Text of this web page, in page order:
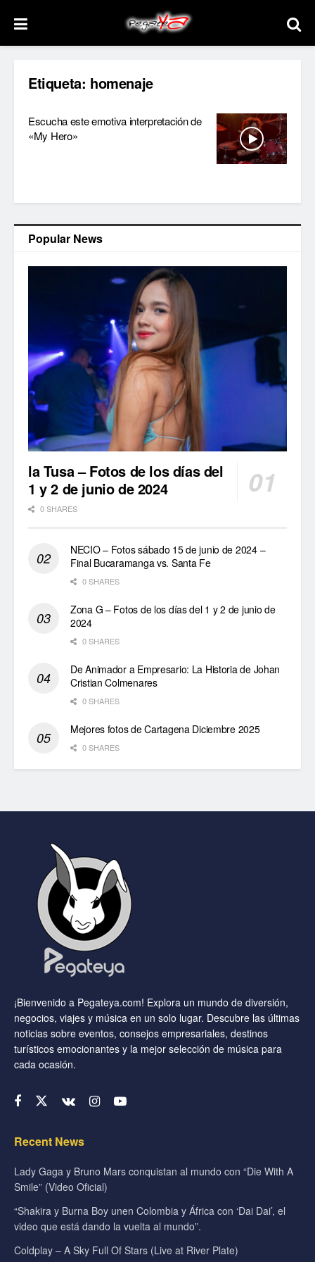
Etiqueta: homenaje
Escucha este emotiva interpretación de
«My Hero»
Popular News
la Tusa – Fotos de los días del
1 y 2 de junio de 2024
0 SHARES
NECIO – Fotos sábado 15 de junio de 2024 –
Final Bucaramanga vs. Santa Fe
0 SHARES
Zona G – Fotos de los días del 1 y 2 de junio de
2024
0 SHARES
De Animador a Empresario: La Historia de Johan
Cristian Colmenares
0 SHARES
Mejores fotos de Cartagena Diciembre 2025
0 SHARES
¡Bienvenido a Pegateya.com! Explora un mundo de diversión,
negocios, viajes y música en un solo lugar. Descubre las últimas
noticias sobre eventos, consejos empresariales, destinos
turísticos emocionantes y la mejor selección de música para
cada ocasión.
Recent News
Lady Gaga y Bruno Mars conquistan al mundo con “Die With A
Smile” (Video Oficial)
“Shakira y Burna Boy unen Colombia y África con ‘Dai Dai’, el
video que está dando la vuelta al mundo”.
Coldplay – A Sky Full Of Stars (Live at River Plate)